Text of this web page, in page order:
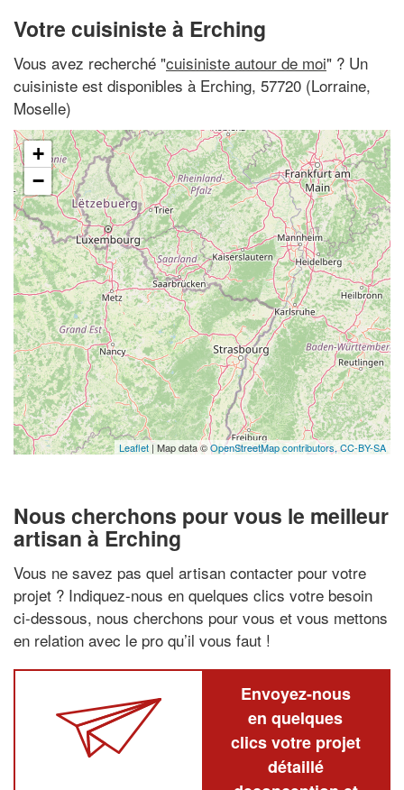
Votre cuisiniste à Erching
Vous avez recherché "cuisiniste autour de moi" ? Un
cuisiniste est disponibles à Erching, 57720 (Lorraine,
Moselle)
+
−
Leaflet | Map data ©OpenStreetMap contributors,CC-BY-SA
Nous cherchons pour vous le meilleur
artisan à Erching
Vous ne savez pas quel artisan contacter pour votre
projet ? Indiquez-nous en quelques clics votre besoin
ci-dessous, nous cherchons pour vous et vous mettons
en relation avec le pro qu’il vous faut !
Envoyez-nous
en quelques
clics votre projet
détaillé